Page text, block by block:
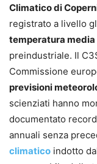
Climatico di
registrato a livello
temperatura
preindustriale. Il
Commissione
previsioni
scienziati hanno
documentato
annuali senza
climatico indotto